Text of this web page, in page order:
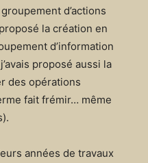
d’actions
la création en
d’information
proposé aussi la
des opérations
fait frémir… même
années de travaux